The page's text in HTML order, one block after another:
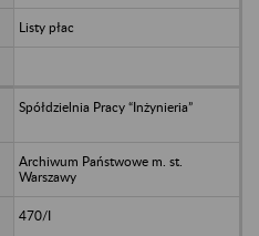
Listy płac
Spółdzielnia Pracy “Inżynieria”
Archiwum Państwowe m. st.
Warszawy
470/I